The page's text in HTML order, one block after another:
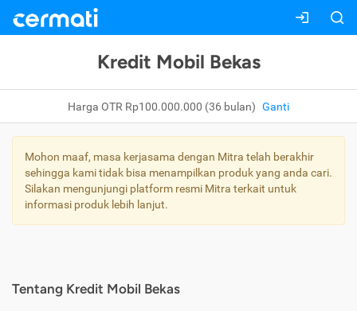
Kredit Mobil Bekas
Harga OTR Rp100.000.000 (36 bulan) Ganti
Mohon maaf, masa kerjasama dengan Mitra telah berakhir
sehingga kami tidak bisa menampilkan produk yang anda cari.
Silakan mengunjungi platform resmi Mitra terkait untuk
informasi produk lebih lanjut.
Tentang Kredit Mobil Bekas